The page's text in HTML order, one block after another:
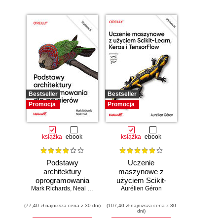
kreatywności.
Bestseller
Promocja
książka ebook
Podstawy
architektury
oprogramowania
dla inżynierów.
Mark Richards, Neal Ford
(77,40 zł najniższa cena z 30 dni)
Bestseller
Promocja
książka ebook
Uczenie
maszynowe z
użyciem Scikit-
Learn, Keras i
Wydanie III
Aurélien Géron
(107,40 zł najniższa cena z 30
dni)